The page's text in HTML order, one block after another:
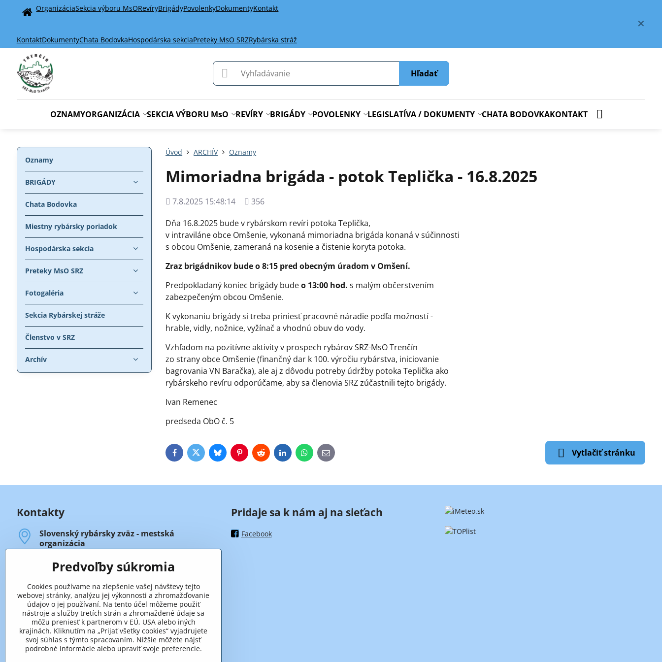
✕
Home
OrganizáciaSekcia výboru MsORevíryBrigádyPovolenkyDokumentyKontakt
KontaktDokumentyChata BodovkaHospodárska sekciaPreteky MsO SRZRybárska stráž
Hľadať
OZNAMYORGANIZÁCIA SEKCIA VÝBORU MsO REVÍRY BRIGÁDY POVOLENKY LEGISLATÍVA / DOKUMENTY CHATA BODOVKAKONTAKT
Úvod ARCHÍV Oznamy
Mimoriadna brigáda - potok Teplička - 16.8.2025
Pridané
7.8.2025 15:48:14
Počet
356
Dňa 16.8.2025 bude v rybárskom revíri potoka Teplička,
v intraviláne obce Omšenie, vykonaná mimoriadna brigáda konaná v súčinnosti
s obcou Omšenie, zameraná na kosenie a čistenie koryta potoka.
Zraz brigádnikov bude o 8:15 pred obecným úradom v Omšení.
Predpokladaný koniec brigády budeo 13:00 hod. s malým občerstvením
zabezpečeným obcou Omšenie.
K vykonaniu brigády si treba priniesť pracovné náradie podľa možností -
hrable, vidly, nožnice, vyžínač a vhodnú obuv do vody.
Vzhľadom na pozitívne aktivity v prospech rybárov SRZ-MsO Trenčín
zo strany obce Omšenie (finančný dar k 100. výročiu rybárstva, iniciovanie
bagrovania VN Baračka), ale aj z dôvodu potreby údržby potoka Teplička ako
rybárskeho revíru odporúčame, aby sa členovia SRZ zúčastnili tejto brigády.
Ivan Remenec
predseda ObO č. 5
FacebookTwitterBlueskyPinterestRedditLinkedInWhatsApp
E-
mail
Vytlačiť stránku
Oznamy
BRIGÁDY
Chata Bodovka
Miestny rybársky poriadok
Hospodárska sekcia
Preteky MsO SRZ
Fotogaléria
Sekcia Rybárskej stráže
Členstvo v SRZ
Archív
Kontakty
Slovenský rybársky zväz - mestská
organizácia
911 01 Trenčín
- prvý, druhý a štvrtý štvrtok v mesiaci:
od 13.00 hod. do 17.00 hod.
- tretí štvrtok v mesiaci:
od 13.00 hod. do 16.00 hod.
(od 16.00 hod. zasadá výbor SRZ-MsO).
+421 32 652 59 25
Pridaje sa k nám aj na sieťach
Facebook
Predvoľby súkromia
Cookies používame na zlepšenie vašej návštevy tejto
webovej stránky, analýzu jej výkonnosti a zhromažďovanie
údajov o jej používaní. Na tento účel môžeme použiť
nástroje a služby tretích strán a zhromaždené údaje sa
môžu preniesť k partnerom v EÚ, USA alebo iných
krajinách. Kliknutím na „Prijať všetky cookies“ vyjadrujete
svoj súhlas s týmto spracovaním. Nižšie môžete nájsť
podrobné informácie alebo upraviť svoje preferencie.